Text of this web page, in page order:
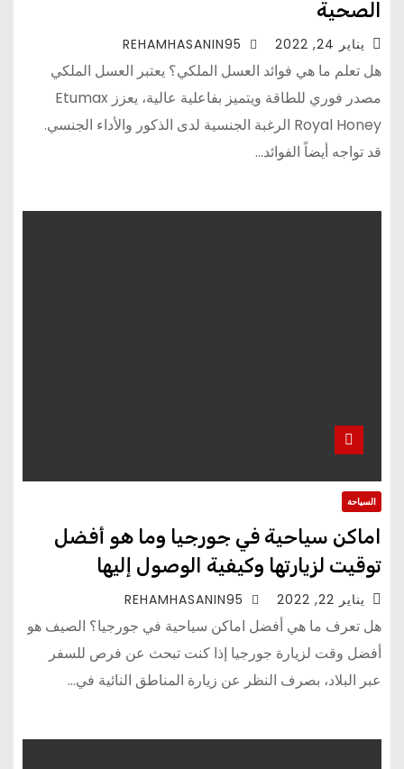
الصحية
يناير 24, 2022
هل تعلم ما هي فوائد العسل الملكي؟ يعتبر العسل الملكي
مصدر فوري للطاقة ويتميز بفاعلية عالية، يعزز Etumax
Royal Honey الرغبة الجنسية لدى الذكور والأداء الجنسي.
قد تواجه أيضاً الفوائد…
السياحة
اماكن سياحية في جورجيا وما هو أفضل
توقيت لزيارتها وكيفية الوصول إليها
يناير 22, 2022
هل تعرف ما هي أفضل اماكن سياحية في جورجيا؟ الصيف هو
أفضل وقت لزيارة جورجيا إذا كنت تبحث عن فرص للسفر
عبر البلاد، بصرف النظر عن زيارة المناطق النائية في…